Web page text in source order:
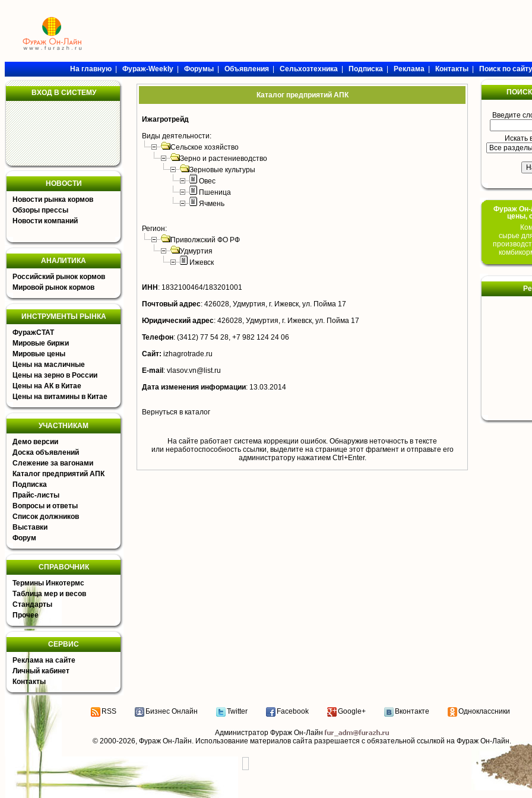
На главную|Фураж-Weekly|Форумы|Объявления|Сельхозтехника|Подписка|Реклама|Контакты|Поиск по сайту
ВХОД В СИСТЕМУ
НОВОСТИ
Новости рынка кормов
Обзоры прессы
Новости компаний
АНАЛИТИКА
Российский рынок кормов
Мировой рынок кормов
ИНСТРУМЕНТЫ РЫНКА
ФуражСТАТ
Мировые биржи
Мировые цены
Цены на масличные
Цены на зерно в России
Цены на АК в Китае
Цены на витамины в Китае
УЧАСТНИКАМ
Демо версии
Доска объявлений
Слежение за вагонами
Каталог предприятий АПК
Подписка
Прайс-листы
Вопросы и ответы
Список должников
Выставки
Форум
СПРАВОЧНИК
Термины Инкотермс
Таблица мер и весов
Стандарты
Прочее
СЕРВИС
Реклама на сайте
Личный кабинет
Контакты
Каталог предприятий АПК
Ижагротрейд
Виды деятельности:
Сельское хозяйство
Зерно и растениеводство
Зерновые культуры
Овес
Пшеница
Ячмень
Регион:
Приволжский ФО РФ
Удмуртия
Ижевск
ИНН : 1832100464/183201001
Почтовый адрес: 426028, Удмуртия, г. Ижевск, ул. Пойма 17
Юридический адрес: 426028, Удмуртия, г. Ижевск, ул. Пойма 17
Телефон: (3412) 77 54 28, +7 982 124 24 06
Сайт: izhagrotrade.ru
E-mail : vlasov.vn@list.ru
Дата изменения информации: 13.03.2014
Вернуться в каталог
На сайте работает система коррекции ошибок. Обнаружив неточность в тексте
или неработоспособность ссылки, выделите на странице этот фрагмент и отправьте его
aдминистратору нажатием Ctrl+Enter.
Введите
Искать
Фураж Он-
цены,
сырье
RSS Бизнес Онлайн Twitter Facebook Google+ Вконтакте Одноклассники
Администратор Фураж Он-Лайн
© 2000-2026, Фураж Он-Лайн. Использование материалов сайта разрешается с обязательной ссылкой на Фураж Он-Лайн.